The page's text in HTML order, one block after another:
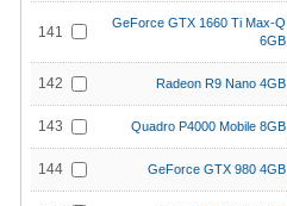
141
GeForce GTX 1660 Ti Max-Q
6GB
142 Radeon R9 Nano 4GB
143 Quadro P4000 Mobile 8GB
144 GeForce GTX 980 4GB